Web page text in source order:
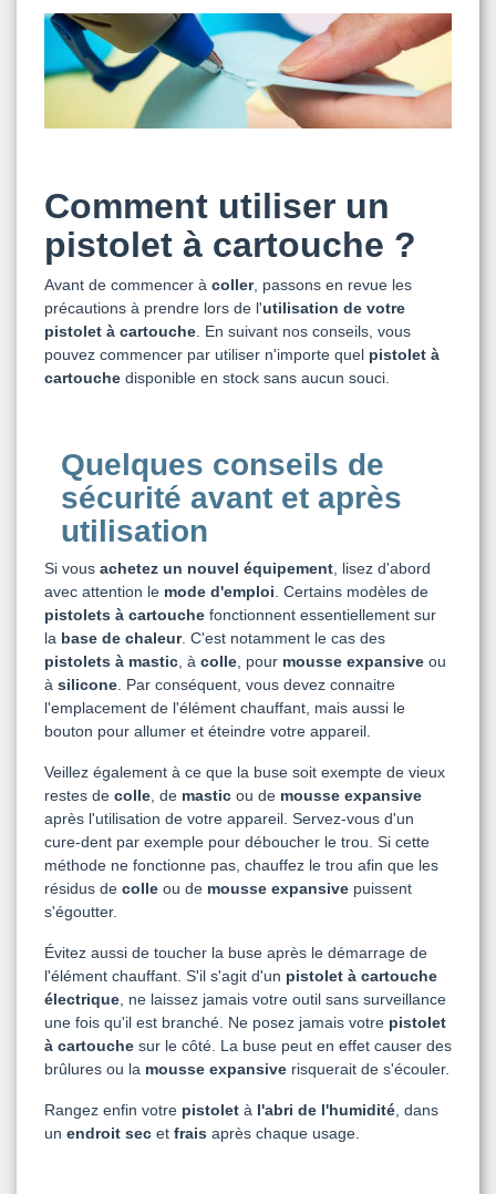
Comment utiliser un
pistolet à cartouche ?
Avant de commencer à coller, passons en revue les
précautions à prendre lors de l'utilisation de votre
pistolet à cartouche . En suivant nos conseils, vous
pouvez commencer par utiliser n'importe quel pistolet à
cartouche disponible en stock sans aucun souci.
Quelques conseils de
sécurité avant et après
utilisation
Si vous achetez un nouvel équipement , lisez d'abord
avec attention le mode d'emploi . Certains modèles de
pistolets à cartouche fonctionnent essentiellement sur
la base de chaleur. C'est notamment le cas des
pistolets à mastic , à colle , pour mousse expansive ou
à silicone . Par conséquent, vous devez connaitre
l'emplacement de l'élément chauffant, mais aussi le
bouton pour allumer et éteindre votre appareil.
Veillez également à ce que la buse soit exempte de vieux
restes de colle , de mastic ou de mousse expansive
après l'utilisation de votre appareil. Servez-vous d'un
cure-dent par exemple pour déboucher le trou. Si cette
méthode ne fonctionne pas, chauffez le trou afin que les
résidus de colle ou de mousse expansive puissent
s'égoutter.
Évitez aussi de toucher la buse après le démarrage de
l'élément chauffant. S'il s'agit d'un pistolet à cartouche
électrique , ne laissez jamais votre outil sans surveillance
une fois qu'il est branché. Ne posez jamais votre pistolet
à cartouche sur le côté. La buse peut en effet causer des
brûlures ou la mousse expansive risquerait de s'écouler.
Rangez enfin votre pistolet à l'abri de l'humidité , dans
un endroit sec et frais après chaque usage.